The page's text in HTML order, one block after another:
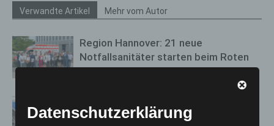
Verwandte Artikel Mehr vom Autor
Region Hannover: 21 neue
Notfallsanitäter starten beim Roten
Kreuz
A7 – Polizei sucht Zeugen
Datenschutzerklärung